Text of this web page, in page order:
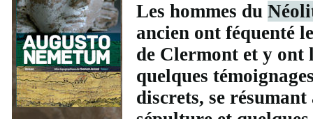
Les hommes du
ancien ont féquenté
de Clermont et y ont
quelques
discrets, se résumant